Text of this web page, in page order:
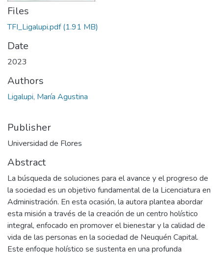
Files
TFI_Ligalupi.pdf(1.91 MB)
Date
2023
Authors
Ligalupi, María Agustina
Publisher
Universidad de Flores
Abstract
La búsqueda de soluciones para el avance y el progreso de
la sociedad es un objetivo fundamental de la Licenciatura en
Administración. En esta ocasión, la autora plantea abordar
esta misión a través de la creación de un centro holístico
integral, enfocado en promover el bienestar y la calidad de
vida de las personas en la sociedad de Neuquén Capital.
Este enfoque holístico se sustenta en una profunda